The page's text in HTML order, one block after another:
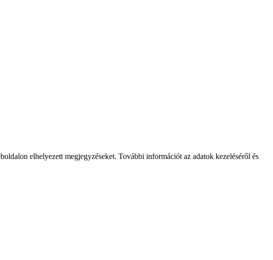
elhelyezett megjegyzéseket. További információt az adatok kezeléséről és